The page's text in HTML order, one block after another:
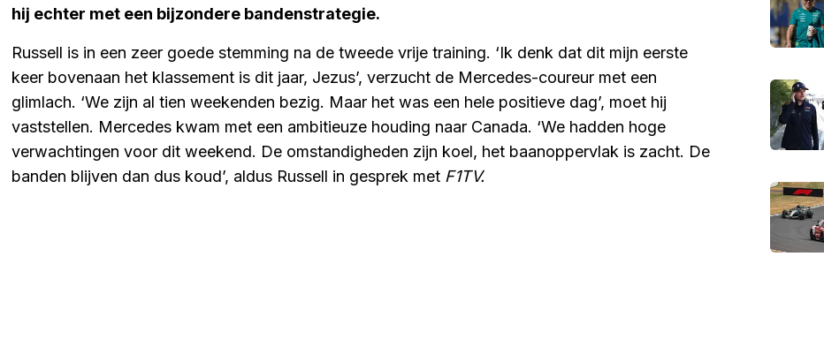
hij echter met een bijzondere bandenstrategie.
Russell is in een zeer goede stemming na de tweede vrije training. ‘Ik denk dat dit mijn eerste
keer bovenaan het klassement is dit jaar, Jezus’, verzucht de Mercedes-coureur met een
glimlach. ‘We zijn al tien weekenden bezig. Maar het was een hele positieve dag’, moet hij
vaststellen. Mercedes kwam met een ambitieuze houding naar Canada. ‘We hadden hoge
verwachtingen voor dit weekend. De omstandigheden zijn koel, het baanoppervlak is zacht. De
banden blijven dan dus koud’, aldus Russell in gesprek met F1TV.